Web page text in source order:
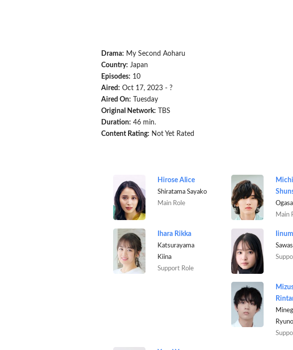
Drama: My Second Aoharu
Country: Japan
Episodes: 10
Aired: Oct 17, 2023 - ?
Aired On: Tuesday
Original Network: TBS
Duration: 46 min.
Content Rating: Not Yet Rated
Hirose Alice
Shiratama Sayako
Main Role
Main
Ihara Rikka
Katsurayama
Kiina
Support Role